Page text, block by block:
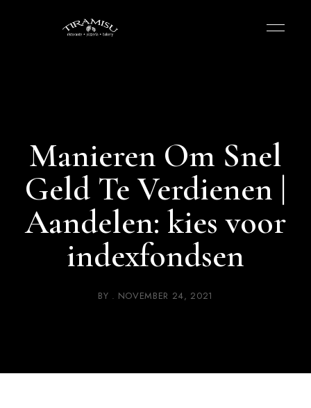
Manieren Om Snel
Geld Te Verdienen |
Aandelen: kies voor
indexfondsen
BY NOVEMBER 24, 2021